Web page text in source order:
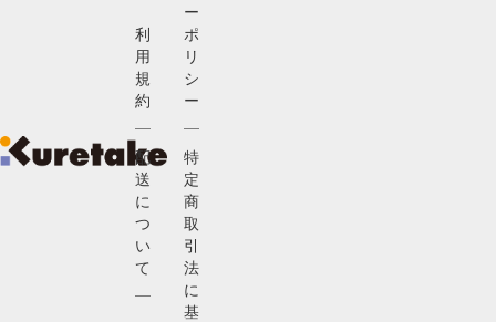
利
用
規
約
配
送
に
つ
い
て
ー
ポ
リ
シ
ー
特
定
商
取
引
法
に
基